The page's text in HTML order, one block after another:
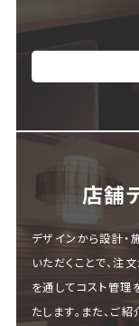
店舗
デザインから設計・
いただくことで、注
を通してコスト管理
たします。また、ご